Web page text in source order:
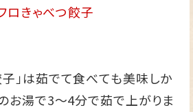
ロきゃべつ餃子
子」は茹でて食べても美味しか
のお湯で3～4分で茹で上がりま